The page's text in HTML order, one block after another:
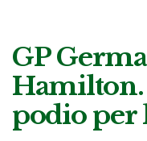
GP
Hamilton.
podio per